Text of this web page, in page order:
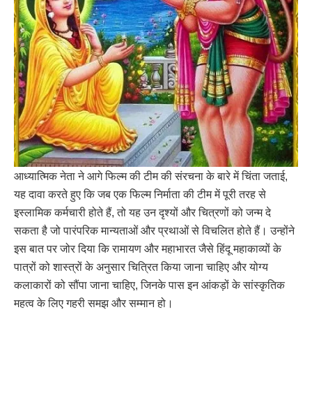
आध्यात्मिक नेता ने आगे फिल्म की टीम की संरचना के बारे में चिंता जताई,
यह दावा करते हुए कि जब एक फिल्म निर्माता की टीम में पूरी तरह से
इस्लामिक कर्मचारी होते हैं, तो यह उन दृश्यों और चित्रणों को जन्म दे
सकता है जो पारंपरिक मान्यताओं और प्रथाओं से विचलित होते हैं। उन्होंने
इस बात पर जोर दिया कि रामायण और महाभारत जैसे हिंदू महाकाव्यों के
पात्रों को शास्त्रों के अनुसार चित्रित किया जाना चाहिए और योग्य
कलाकारों को सौंपा जाना चाहिए, जिनके पास इन आंकड़ों के सांस्कृतिक
महत्व के लिए गहरी समझ और सम्मान हो।